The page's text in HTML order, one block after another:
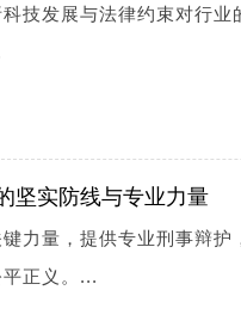
技发展与法律约束对行
坚实防线与专业力量
力量，提供专业刑事辩护
正义。...